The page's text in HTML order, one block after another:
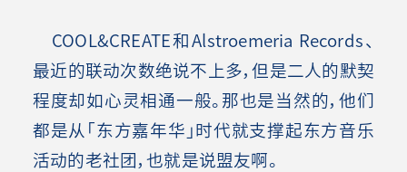
COOL&CREATE和Alstroemeria Records、
最近的联动次数绝说不上多，但是二人的默契
程度却如心灵相通一般。那也是当然的，他们
都是从「东方嘉年华」时代就支撑起东方音乐
活动的老社团，也就是说盟友啊。